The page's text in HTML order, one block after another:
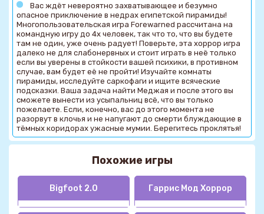
Вас ждёт невероятно захватывающее и безумно
опасное приключение в недрах египетской пирамиды!
Многопользовательская игра Forewarned рассчитана на
командную игру до 4х человек, так что то, что вы будете
там не один, уже очень радует! Поверьте, эта хоррор игра
далеко не для слабонервных и стоит играть в неё только
если вы уверены в стойкости вашей психики, в противном
случае, вам будет её не пройти! Изучайте комнаты
пирамиды, исследуйте саркофаги и ищите всяческие
подсказки. Ваша задача найти Меджая и после этого вы
сможете вынести из усыпальниц всё, что вы только
пожелаете. Если, конечно, вас до этого момента не
разорвут в клочья и не напугают до смерти блуждающие в
тёмных коридорах ужасные мумии. Берегитесь проклятья!
Похожие игры
Bigfoot 2.0 Гаррис Мод Хоррор